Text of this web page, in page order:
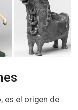
es el origen de